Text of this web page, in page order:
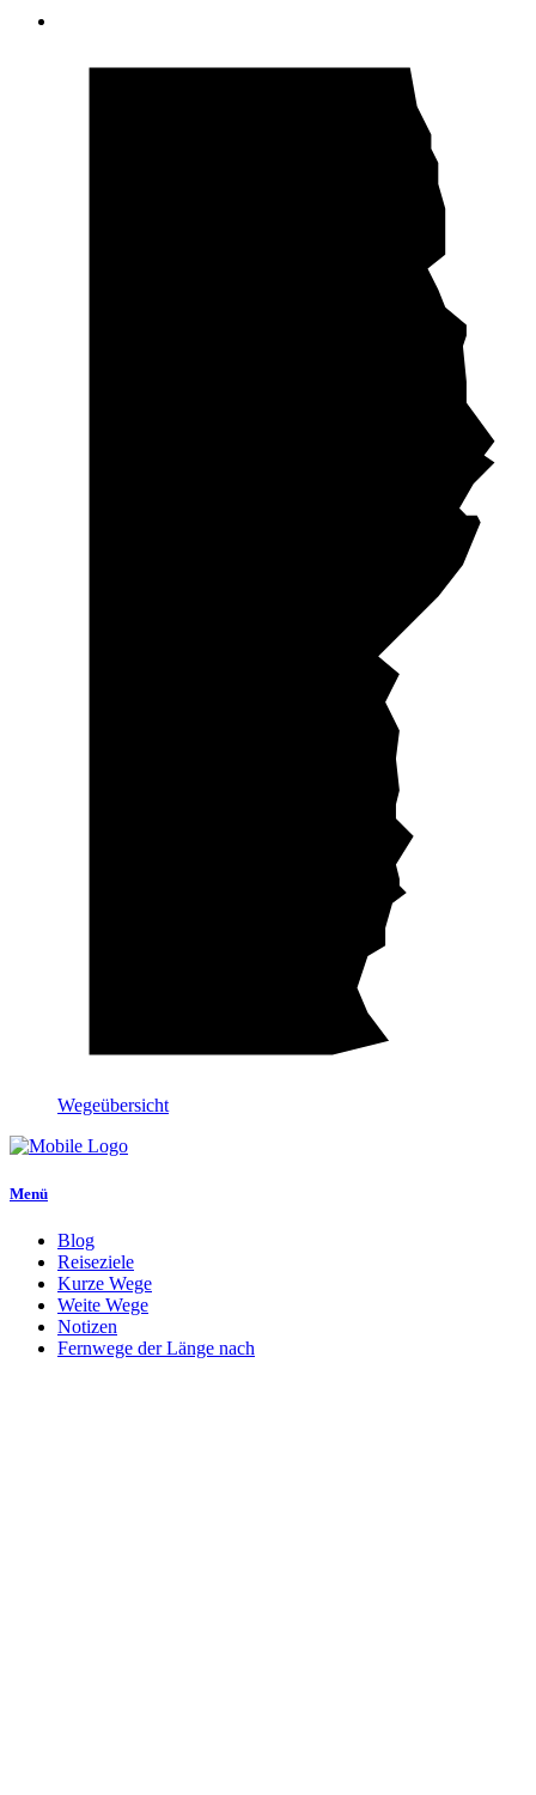
Wegeübersicht
Menü
Blog
Reiseziele
Kurze Wege
Weite Wege
Notizen
Fernwege der Länge nach